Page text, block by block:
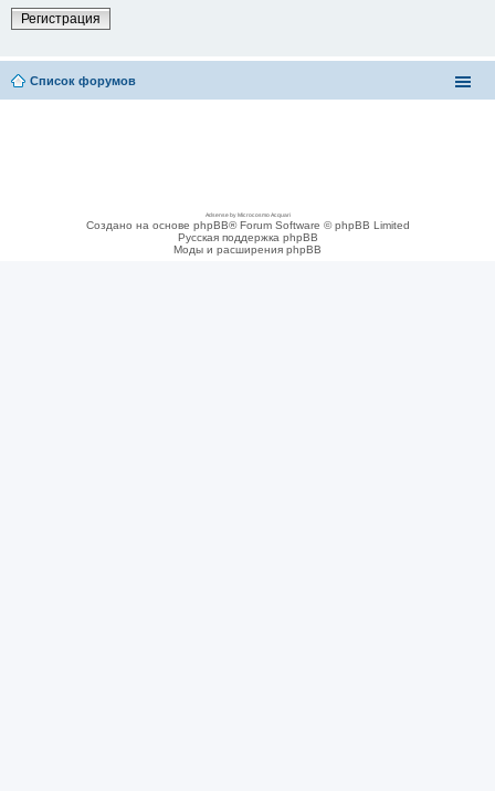
Регистрация
Список форумов
Adsense by Microcosmo Acquari
Создано на основе phpBB® Forum Software © phpBB Limited
Русская поддержка phpBB
Моды и расширения phpBB